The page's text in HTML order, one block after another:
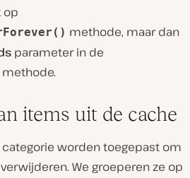
op
methode, maar dan
parameter in de
methode.
items uit de cache
worden toegepast om
We groeperen ze op